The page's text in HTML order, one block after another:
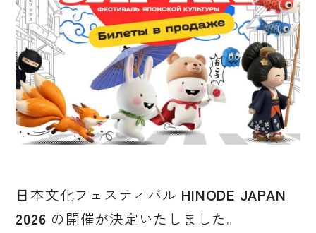
日本文化フェスティバル HINODE JAPAN
2026 の開催が決定いたしました。